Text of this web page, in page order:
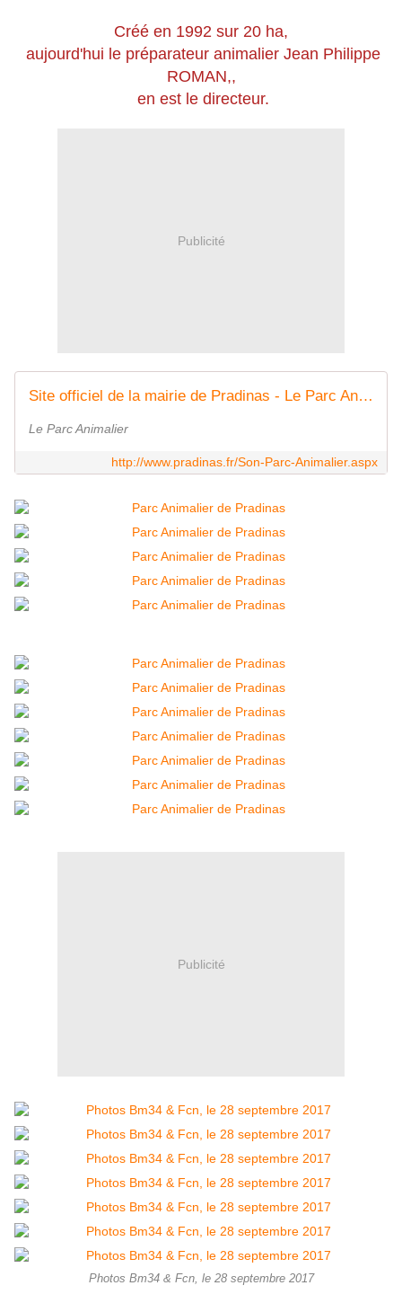
Créé en 1992 sur 20 ha,
aujourd'hui le préparateur animalier Jean Philippe
ROMAN,,
en est le directeur.
Publicité
Site officiel de la mairie de Pradinas - Le Parc Animalier
Le Parc Animalier
http://www.pradinas.fr/Son-Parc-Animalier.aspx
Publicité
Photos Bm34 & Fcn, le 28 septembre 2017